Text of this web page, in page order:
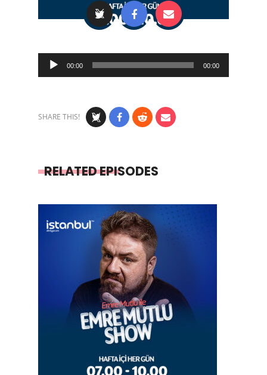
Audio
Player
00:00 00:00
SHARE THIS!
RELATED EPISODES